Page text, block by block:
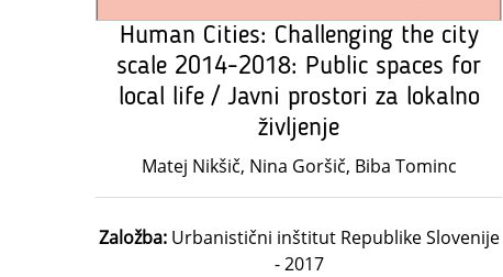
Human Cities: Challenging the city
scale 2014-2018: Public spaces for
local life / Javni prostori za lokalno
življenje
Matej Nikšič, Nina Goršič, Biba Tominc
Založba:Urbanistični inštitut Republike Slovenije
- 2017